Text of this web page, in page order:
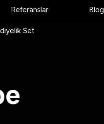
Referanslar Blog
Set